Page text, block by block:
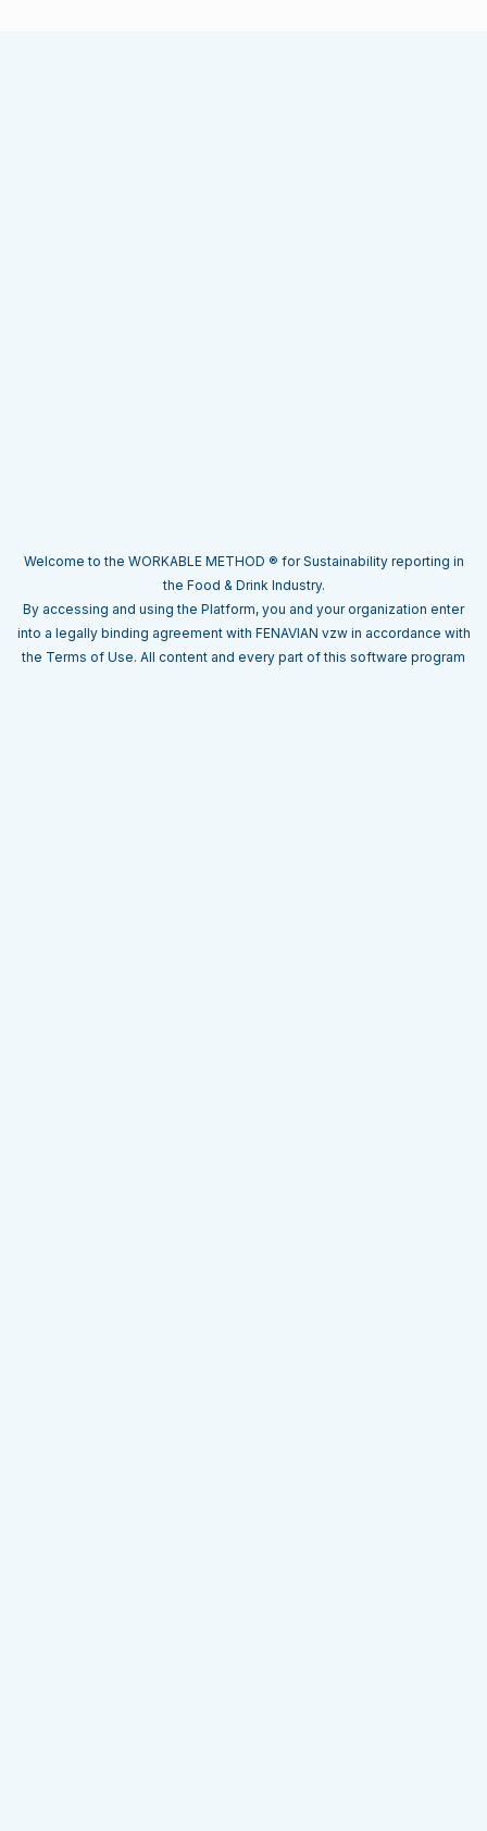
Welcome to the WORKABLE METHOD ® for Sustainability reporting in
the Food & Drink Industry.
By accessing and using the Platform, you and your organization enter
into a legally binding agreement with FENAVIAN vzw in accordance with
the Terms of Use. All content and every part of this software program